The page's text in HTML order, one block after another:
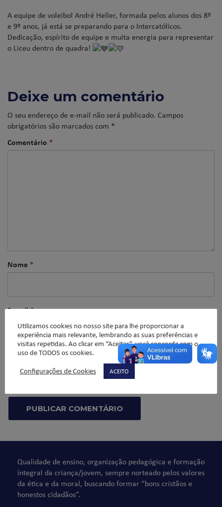
A equipe de voleibol André Heller, formada pelos alunos dos 8º
e 9º anos, já está se preparando para o Intercatólicos.
Dedicação, espírito de equipe e muita energia para representar
o Liceu dentro de quadra!
Deixe um comentário
O seu endereço de e-mail não será publicado. Campos
obrigatórios são marcados com *
Comentário *
Nome *
E-mail*
Website
Qualidade de ensino, organização pedagógica e formação
integral da criança/jovem, sempre norteado pelos valores
da ética e da moral, buscando formar “bons cristãos e
honestos cidadãos”.
Utilizamos cookies no nosso site para lhe proporcionar a
experiência mais relevante, lembrando as suas preferências e
visitas repetidas. Ao clicar em “Aceitar”, você concorda com o
uso de TODOS os cookies.
Configurações de Cookies
ACEITO